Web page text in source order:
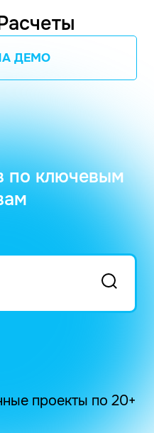
ДЕМО
по ключевым
проекты по 20+